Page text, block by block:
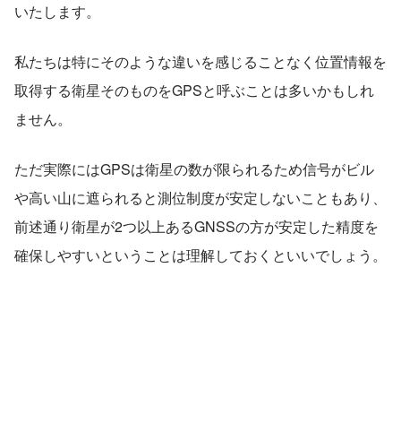
いたします。
私たちは特にそのような違いを感じることなく位置情報を
取得する衛星そのものをGPSと呼ぶことは多いかもしれ
ません。
ただ実際にはGPSは衛星の数が限られるため信号がビル
や高い山に遮られると測位制度が安定しないこともあり、
前述通り衛星が2つ以上あるGNSSの方が安定した精度を
確保しやすいということは理解しておくといいでしょう。